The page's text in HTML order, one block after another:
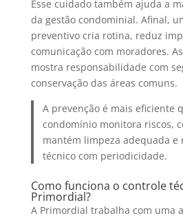
Esse cuidado também ajuda a
da gestão condominial. Afinal,
preventivo cria rotina, reduz
comunicação com moradores.
mostra responsabilidade com
conservação das áreas comuns.
A prevenção é mais eficiente
condomínio monitora riscos,
mantém limpeza adequada e
técnico com periodicidade.
Como funciona o controle
Primordial?
A Primordial trabalha com uma